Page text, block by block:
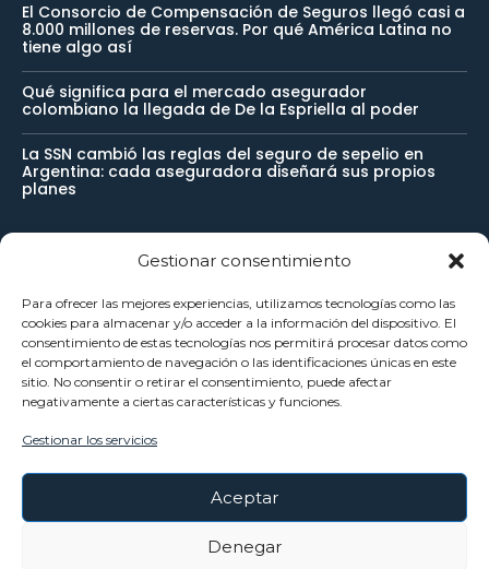
Gestionar consentimiento
Para ofrecer las mejores experiencias, utilizamos tecnologías como las
cookies para almacenar y/o acceder a la información del dispositivo. El
consentimiento de estas tecnologías nos permitirá procesar datos como
el comportamiento de navegación o las identificaciones únicas en este
sitio. No consentir o retirar el consentimiento, puede afectar
negativamente a ciertas características y funciones.
Gestionar los servicios
Aceptar
Denegar
El Consorcio de Compensación de Seguros llegó casi a
8.000 millones de reservas. Por qué América Latina no
tiene algo así
Qué significa para el mercado asegurador
colombiano la llegada de De la Espriella al poder
La SSN cambió las reglas del seguro de sepelio en
Argentina: cada aseguradora diseñará sus propios
planes
Newsletter
Reciba noticias importantes directamente en su buzón de
entrada y manténgase conectado.
Política Privacidad.